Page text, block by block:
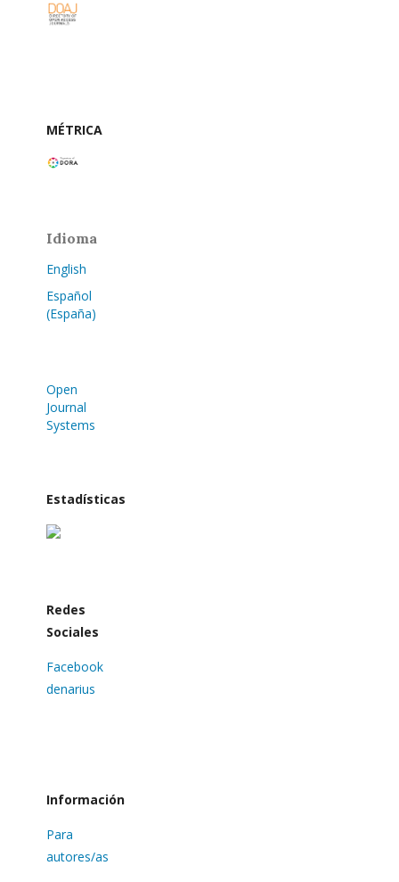
MÉTRICA
Idioma
English
Español
(España)
Open
Journal
Systems
Estadísticas
Redes
Sociales
Facebook
denarius
Información
Para
autores/as